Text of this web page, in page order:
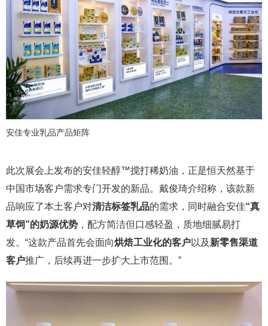
安佳专业乳品产品矩阵
此次展会上发布的安佳轻醇™搅打稀奶油，正是恒天然基于
中国市场客户需求专门开发的新品。戴俊琦介绍称，该款新
品响应了本土客户对清洁标签乳品的需求，同时融合安佳“真
草饲”的奶源优势 ，配方简洁但口感轻盈，质地细腻易打
发。“这款产品首先会面向烘焙工业化的客户以及 新零售渠道
客户推广，后续再进一步扩大上市范围。”